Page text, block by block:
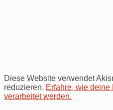
Diese Website verwendet
reduzieren. Erfahre, wie deine
verarbeitet werden.